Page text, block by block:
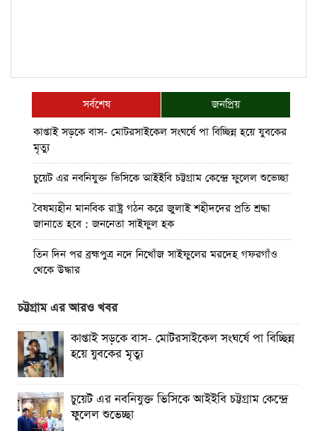
সর্বশেষ
জনপ্রিয়
কাপ্তাই সড়কে বাস- মোটরসাইকেল সংঘর্ষে পা বিচ্ছিন্ন হয়ে যুবকের
মৃত্যু
চুয়েট এর নবনিযুক্ত ভিসিকে আইইবি চট্টগ্রাম কেন্দ্রে ফুলেল শুভেচ্ছা
বৈষম্যহীন মানবিক রাষ্ট্র গঠন করে জুলাই শহীদদের প্রতি শ্রদ্ধা
জানাতে হবে : জননেতা সাইফুল হক
তিন দিন পর ব্রহ্মপুত্র নদে নিখোঁজ সাইফুলের মরদেহ গফরগাঁও
থেকে উদ্ধার
ব্রহ্মপুত্র নদে নিখোঁজ কৃষকের সন্ধান মেলেনি
রাঙ্গুনিয়ায় জুলাই গণঅভ্যুত্থান দিবস পালিত
পার্বতীপুরে জুলাই গণঅভ্যুত্থান দিবস পালন
আত্রাইয়ে যথাযোগ্য মর্যাদায় ‘জুলাই গণঅভ্যুত্থান দিবস’ পালিত
ঝালকাঠিতে জুলাই গণঅভ্যুত্থান দিবস পালিত
চট্টগ্রাম এর আরও খবর
কাপ্তাই সড়কে বাস- মোটরসাইকেল সংঘর্ষে পা বিচ্ছিন্ন
হয়ে যুবকের মৃত্যু
চুয়েট এর নবনিযুক্ত ভিসিকে আইইবি চট্টগ্রাম কেন্দ্রে
ফুলেল শুভেচ্ছা